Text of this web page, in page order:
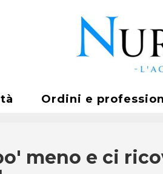
Ordini e
meno e ci